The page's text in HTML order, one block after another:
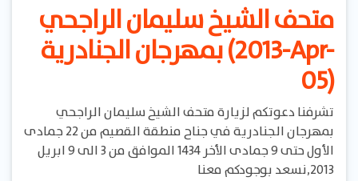
متحف الشيخ سليمان الراجحي
بمهرجان الجنادرية (2013-Apr-
05)
تشرفنا دعوتكم لزيارة متحف الشيخ سليمان الراجحي
بمهرجان الجنادرية في جناح منطقة القصيم من 22 جمادى
الأول حتى 9 جمادى الأخر 1434 الموافق من 3 الى 9 ابريل
2013,نسعد بوجودكم معنا